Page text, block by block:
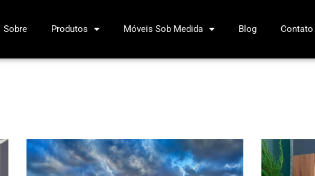
Sobre Produtos Móveis Sob Medida Blog Contato